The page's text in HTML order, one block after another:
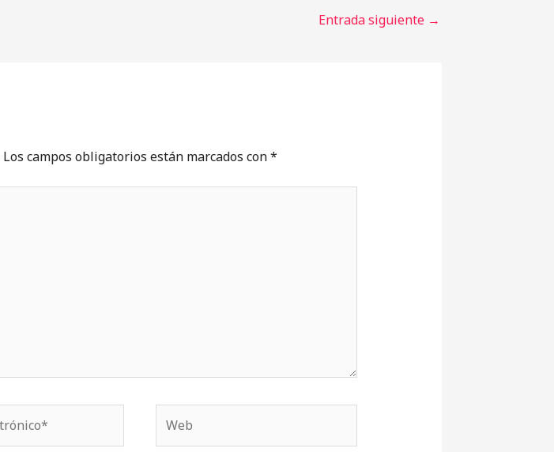
Entrada siguiente →
Los campos obligatorios están marcados con*